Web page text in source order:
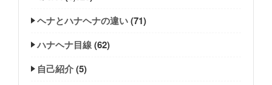
ヘナとハナヘナの違い(71)
ハナヘナ目線(62)
自己紹介(5)